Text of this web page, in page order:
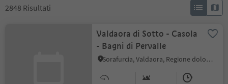
2848 Risultati
Valdaora di Sotto - Casola
- Bagni di Pervalle
Sorafurcia, Valdaora, Regione dolomitica Plan de Corones